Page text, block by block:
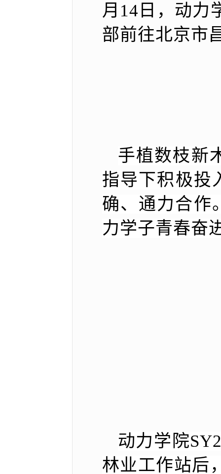
月14日，动力
部前往北京市
手植数枝新
指导下积极投
确、通力合作
力学子青春奋
动力学院
林业工作站后